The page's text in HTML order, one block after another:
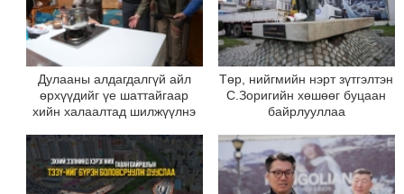
Дулааны алдагдалгүй айл
өрхүүдийг үе шаттайгаар
хийн халаалтад шилжүүлнэ
Төр, нийгмийн нэрт зүтгэлтэн
С.Зоригийн хөшөөг буцаан
байрлууллаа